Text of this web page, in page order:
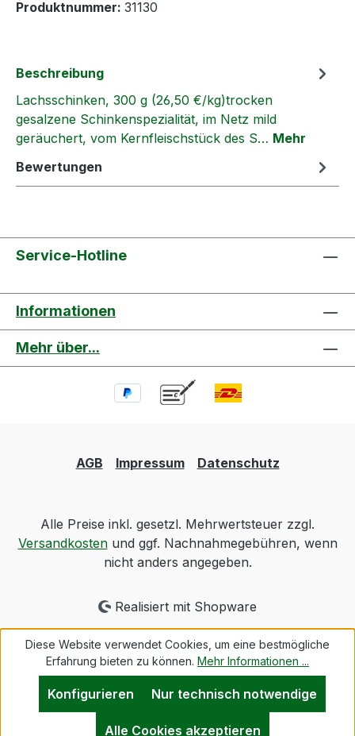
Produktnummer: 31130
Beschreibung
Lachsschinken, 300 g (26,50 €/kg)trocken
gesalzene Schinkenspezialität, im Netz mild
geräuchert, vom Kernfleischstück des S… Mehr
Bewertungen
Service-Hotline
Informationen
Mehr über...
AGB Impressum Datenschutz
Alle Preise inkl. gesetzl. Mehrwertsteuer zzgl.
Versandkostenund ggf. Nachnahmegebühren, wenn
nicht anders angegeben.
Realisiert mit Shopware
Diese Website verwendet Cookies, um eine bestmögliche
Erfahrung bieten zu können. Mehr Informationen ...
Nur technisch notwendige
Konfigurieren
Alle Cookies akzeptieren